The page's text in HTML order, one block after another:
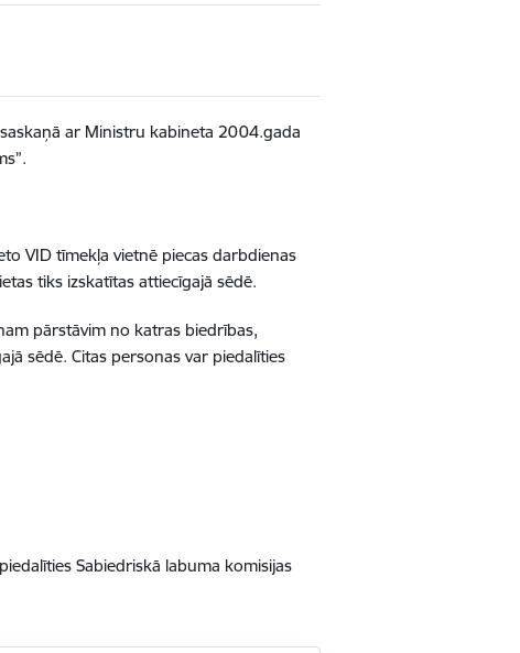
ar Ministru kabineta 2004.gada
VID tīmekļa vietnē piecas darbdienas
tiks izskatītas attiecīgajā sēdē.
pārstāvim no katras biedrības,
sēdē. Citas personas var piedalīties
Sabiedriskā labuma komisijas